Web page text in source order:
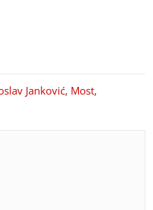
Janković, Most,